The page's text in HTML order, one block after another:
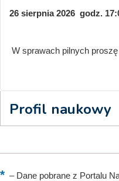
26 sierpnia 2026 godz.
W sprawach pilnych
Profil naukowy
–Dane pobrane z Portalu